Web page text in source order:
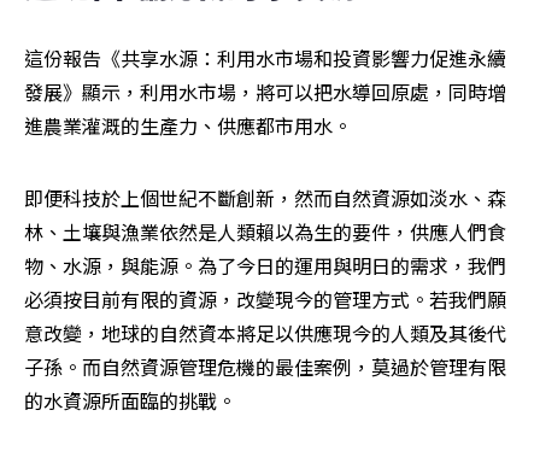
這份報告《共享水源：利用水市場和投資影響力促進永續
發展》顯示，利用水市場，將可以把水導回原處，同時增
進農業灌溉的生產力、供應都市用水。
即便科技於上個世紀不斷創新，然而自然資源如淡水、森
林、土壤與漁業依然是人類賴以為生的要件，供應人們食
物、水源，與能源。為了今日的運用與明日的需求，我們
必須按目前有限的資源，改變現今的管理方式。若我們願
意改變，地球的自然資本將足以供應現今的人類及其後代
子孫。而自然資源管理危機的最佳案例，莫過於管理有限
的水資源所面臨的挑戰。